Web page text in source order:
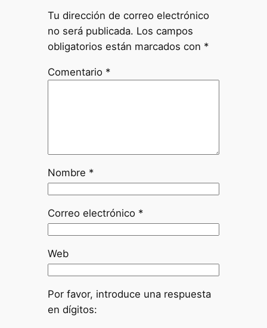
Tu dirección de correo electrónico
no será publicada. Los campos
obligatorios están marcados con *
Comentario *
Nombre *
Correo electrónico *
Web
Por favor, introduce una respuesta
en dígitos: